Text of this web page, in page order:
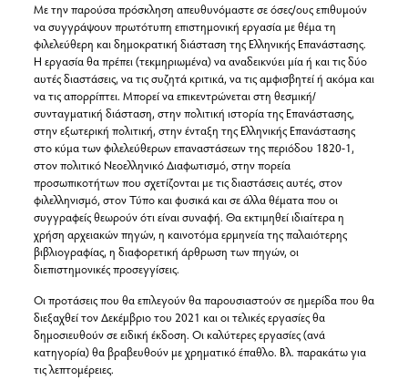
Με την παρούσα πρόσκληση απευθυνόμαστε σε όσες/ους επιθυμούν
να συγγράψουν πρωτότυπη επιστημονική εργασία με θέμα τη
φιλελεύθερη και δημοκρατική διάσταση της Ελληνικής Επανάστασης.
Η εργασία θα πρέπει (τεκμηριωμένα) να αναδεικνύει μία ή και τις δύο
αυτές διαστάσεις, να τις συζητά κριτικά, να τις αμφισβητεί ή ακόμα και
να τις απορρίπτει. Μπορεί να επικεντρώνεται στη θεσμική/
συνταγματική διάσταση, στην πολιτική ιστορία της Επανάστασης,
στην εξωτερική πολιτική, στην ένταξη της Ελληνικής Επανάστασης
στο κύμα των φιλελεύθερων επαναστάσεων της περιόδου 1820-1,
στον πολιτικό Νεοελληνικό Διαφωτισμό, στην πορεία
προσωπικοτήτων που σχετίζονται με τις διαστάσεις αυτές, στον
φιλελληνισμό, στον Τύπο και φυσικά και σε άλλα θέματα που οι
συγγραφείς θεωρούν ότι είναι συναφή. Θα εκτιμηθεί ιδιαίτερα η
χρήση αρχειακών πηγών, η καινοτόμα ερμηνεία της παλαιότερης
βιβλιογραφίας, η διαφορετική άρθρωση των πηγών, οι
διεπιστημονικές προσεγγίσεις.
Οι προτάσεις που θα επιλεγούν θα παρουσιαστούν σε ημερίδα που θα
διεξαχθεί τον Δεκέμβριο του 2021 και οι τελικές εργασίες θα
δημοσιευθούν σε ειδική έκδοση. Οι καλύτερες εργασίες (ανά
κατηγορία) θα βραβευθούν με χρηματικό έπαθλο. Βλ. παρακάτω για
τις λεπτομέρειες.